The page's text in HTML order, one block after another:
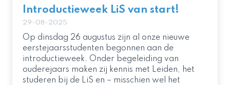
Introductieweek LiS van start!
29-08-2025
Op dinsdag 26 augustus zijn al onze nieuwe
eerstejaarsstudenten begonnen aan de
introductieweek. Onder begeleiding van
ouderejaars maken zij kennis met Leiden, het
studeren bij de LiS en – misschien wel het